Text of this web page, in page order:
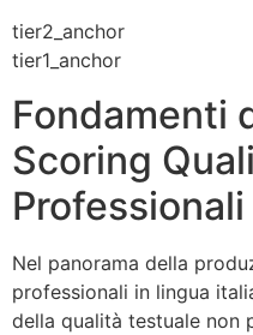
tier2_anchor
tier1_anchor
Fondamenti
Scoring
Nel panorama della
professionali in lingua
della qualità testuale non